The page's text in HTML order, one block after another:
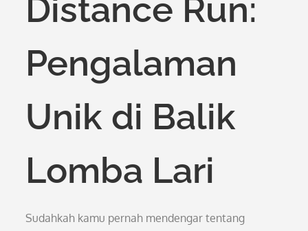
Distance Run:
Pengalaman
Unik di Balik
Lomba Lari
Sudahkah kamu pernah mendengar tentang